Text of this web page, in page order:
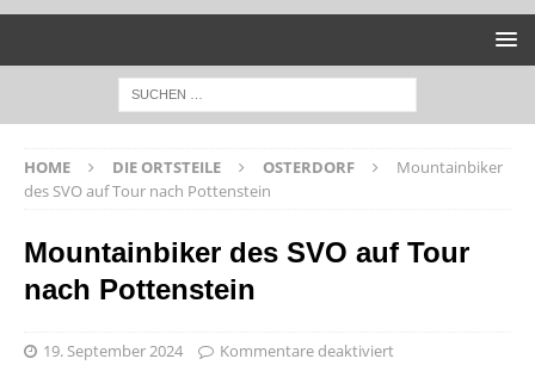
HOME DIE ORTSTEILE OSTERDORF
Mountainbiker
des SVO auf Tour nach Pottenstein
Mountainbiker des SVO auf Tour
nach Pottenstein
19. September 2024 Kommentare deaktiviert